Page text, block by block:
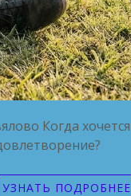
Когда хочется
УЗНАТЬ ПОДРОБНЕЕ